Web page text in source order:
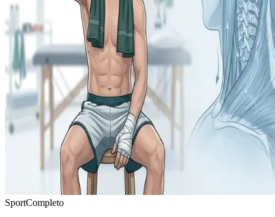
SportCompleto